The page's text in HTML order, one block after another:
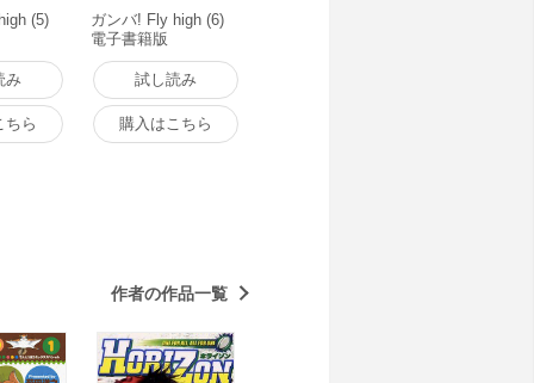
(5)
み
ちら
ガンバ! Fly high (6)
電子書籍版
試し読み
購入はこちら
作者の作品一覧